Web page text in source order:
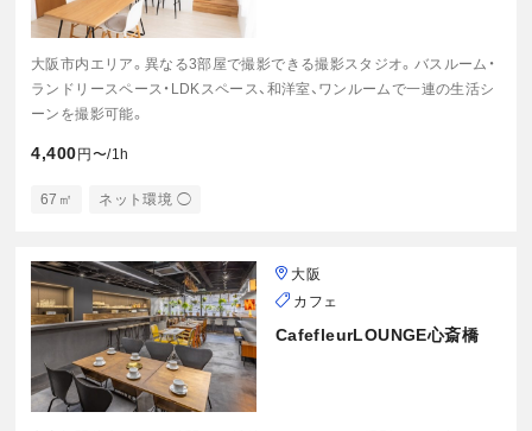
大阪市内エリア。異なる3部屋で撮影できる撮影スタジオ。バスルーム・
ランドリースペース・LDKスペース、和洋室、ワンルームで一連の生活シ
ーンを撮影可能。
4,400 円〜/1h
67㎡ ネット環境 ◯
大阪
カフェ
CafefleurLOUNGE心斎橋